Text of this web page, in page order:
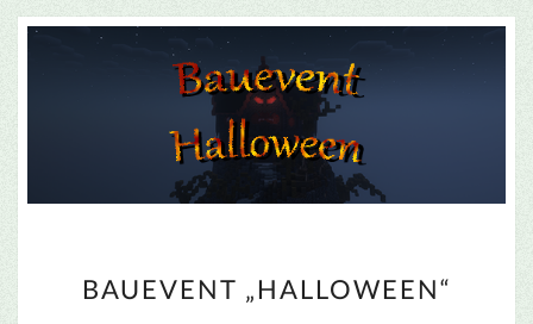
„HALLOWEEN“
BAUEVENT „HALLOWEEN“